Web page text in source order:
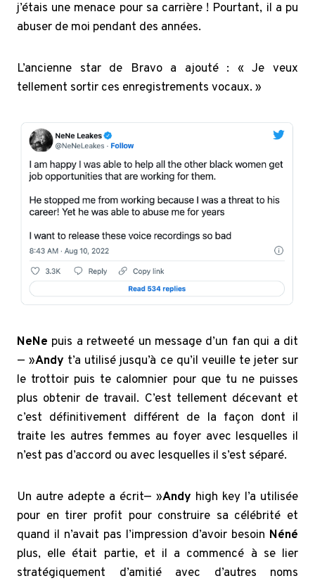
j’étais une menace pour sa carrière ! Pourtant, il a pu
abuser de moi pendant des années.
L’ancienne star de Bravo a ajouté : « Je veux
tellement sortir ces enregistrements vocaux. »
NeNe puis a retweeté un message d’un fan qui a dit
— »Andy t’a utilisé jusqu’à ce qu’il veuille te jeter sur
le trottoir puis te calomnier pour que tu ne puisses
plus obtenir de travail. C’est tellement décevant et
c’est définitivement différent de la façon dont il
traite les autres femmes au foyer avec lesquelles il
n’est pas d’accord ou avec lesquelles il s’est séparé.
Un autre adepte a écrit— »Andy high key l’a utilisée
pour en tirer profit pour construire sa célébrité et
quand il n’avait pas l’impression d’avoir besoin Néné
plus, elle était partie, et il a commencé à se lier
stratégiquement d’amitié avec d’autres noms